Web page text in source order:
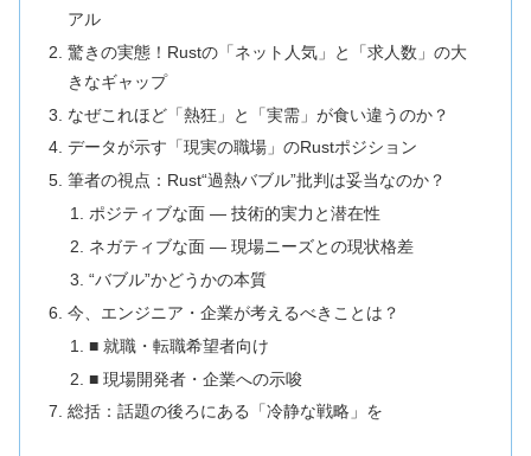
アル
驚きの実態！Rustの「ネット人気」と「求人数」の大
きなギャップ
なぜこれほど「熱狂」と「実需」が食い違うのか？
データが示す「現実の職場」のRustポジション
筆者の視点：Rust“過熱バブル”批判は妥当なのか？
ポジティブな面 ― 技術的実力と潜在性
ネガティブな面 ― 現場ニーズとの現状格差
“バブル”かどうかの本質
今、エンジニア・企業が考えるべきことは？
■ 就職・転職希望者向け
■ 現場開発者・企業への示唆
総括：話題の後ろにある「冷静な戦略」を